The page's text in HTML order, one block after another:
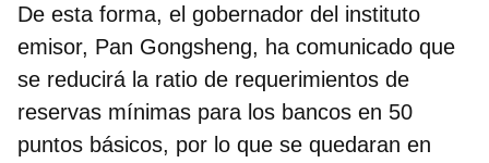
De esta forma, el gobernador del instituto
emisor, Pan Gongsheng, ha comunicado que
se reducirá la ratio de requerimientos de
reservas mínimas para los bancos en 50
puntos básicos, por lo que se quedaran en